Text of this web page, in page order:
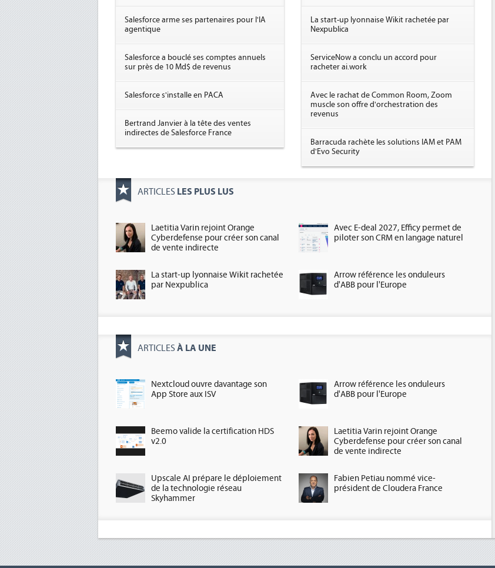
Salesforce arme ses partenaires pour l'IA
agentique
Salesforce a bouclé ses comptes annuels
sur près de 10 Md$ de revenus
Salesforce s'installe en PACA
Bertrand Janvier à la tête des ventes
indirectes de Salesforce France
La start-up lyonnaise Wikit rachetée par
Nexpublica
ServiceNow a conclu un accord pour
racheter ai.work
Avec le rachat de Common Room, Zoom
muscle son offre d'orchestration des
revenus
Barracuda rachète les solutions IAM et PAM
d'Evo Security
ARTICLES LES PLUS LUS
Laetitia Varin rejoint Orange
Cyberdefense pour créer son canal
de vente indirecte
Avec E-deal 2027, Efficy permet de
piloter son CRM en langage naturel
La start-up lyonnaise Wikit rachetée
par Nexpublica
Arrow référence les onduleurs
d'ABB pour l'Europe
ARTICLES À LA UNE
Nextcloud ouvre davantage son
App Store aux ISV
Arrow référence les onduleurs
d'ABB pour l'Europe
Beemo valide la certification HDS
v2.0
Laetitia Varin rejoint Orange
Cyberdefense pour créer son canal
de vente indirecte
Upscale AI prépare le déploiement
de la technologie réseau
Skyhammer
Fabien Petiau nommé vice-
président de Cloudera France